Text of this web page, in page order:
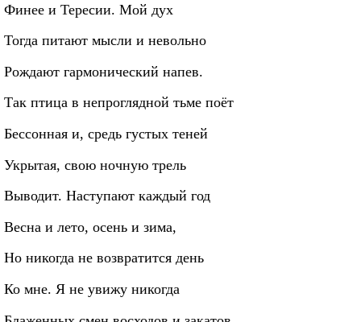
Финее и Тересии. Мой дух
Тогда питают мысли и невольно
Рождают гармонический напев.
Так птица в непроглядной тьме поёт
Бессонная и, средь густых теней
Укрытая, свою ночную трель
Выводит. Наступают каждый год
Весна и лето, осень и зима,
Но никогда не возвратится день
Ко мне. Я не увижу никогда